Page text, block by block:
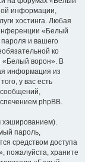
информации,
хостинга. Любая
«Белый
и вашего
ко
«Белый ворон». В
информация из
у вас есть
phpBB.
пароль,
средством доступа
пожалуйста, храните